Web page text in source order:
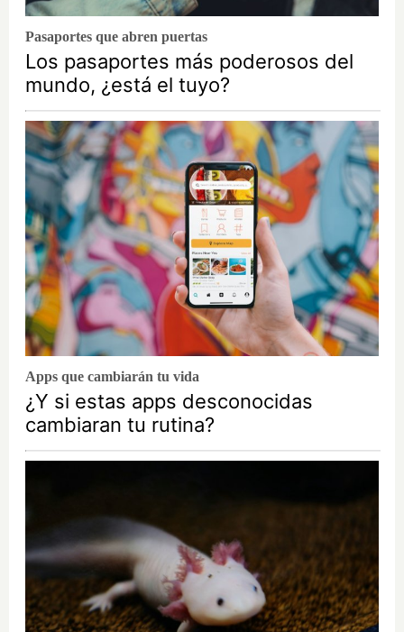
Pasaportes que abren puertas
Los pasaportes más poderosos del
mundo, ¿está el tuyo?
Apps que cambiarán tu vida
¿Y si estas apps desconocidas
cambiaran tu rutina?